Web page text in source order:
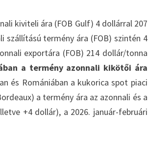
kiviteli ára (FOB Gulf) 4 dollárral 207
termény ára (FOB) szintén 4
exportára (FOB) 214 dollár/tonna
a termény azonnali kikötői ára
és Romániában a kukorica spot piaci
a termény ára az azonnali és a
+4 dollár), a 2026. január-februári